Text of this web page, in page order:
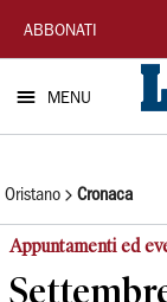
La
Nuova
Sardegna
ABBONATI
MENU
Oristano Cronaca
Appuntamenti ed